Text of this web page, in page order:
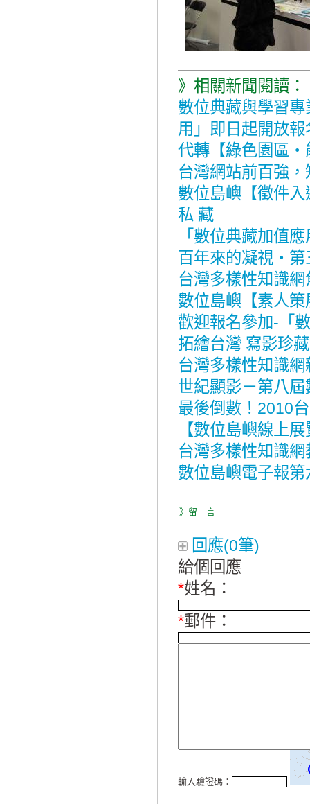
》相關新聞閱讀：
數位典藏與學習
用」即日起開放報
代轉【綠色園區‧
台灣網站前百強
數位島嶼【徵件
私 藏
「數位典藏加值
百年來的凝視‧第
台灣多樣性知識
數位島嶼【素人
歡迎報名參加-「
拓繪台灣 寫影珍
台灣多樣性知識
世紀顯影－第八
最後倒數！2010
【數位島嶼線上
台灣多樣性知識
數位島嶼電子報
》留 言
回應(0筆)
給個回應
*姓名：
*郵件：
輸入驗證碼：